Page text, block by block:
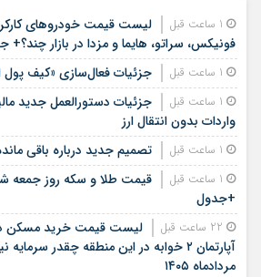
لیست قیمت خودروهای
فونیکس، سراتو، هایما و مزدا در بازار چند؟+
جزئیات فعال‌سازی «کیف پول
جزئیات دستورالعمل جدید
واردات بدون انتقال ارز
تصمیم جدید درباره باقی
+جدول
لیست قیمت خرید مسکن
آپارتمان ۲ خوابه در این منطقه چقدر
مردادماه ۱۴۰۵